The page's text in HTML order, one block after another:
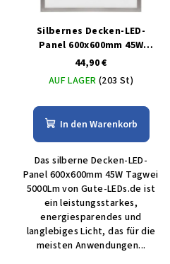
Silbernes Decken-LED-
Panel 600x600mm 45W
tagweiß 5000lm
44,90 €
AUF LAGER (203 St)
In den Warenkorb
Das silberne Decken-LED-
Panel 600x600mm 45W Tagwei
5000Lm von Gute-LEDs.de ist
ein leistungsstarkes,
energiesparendes und
langlebiges Licht, das für die
meisten Anwendungen...